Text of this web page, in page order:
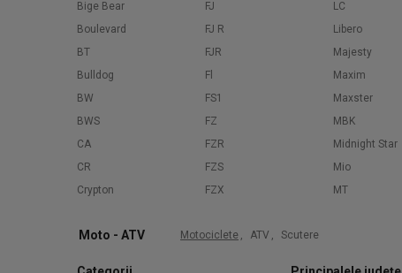
Bige Bear
Boulevard
BT
Bulldog
BW
BWS
CA
CR
Crypton
FJ
FJ R
FJR
Fl
FS1
FZ
FZR
FZS
FZX
LC
Libero
Majesty
Maxim
Maxster
MBK
Midnight Star
Mio
MT
Moto - ATV Motociclete , ATV , Scutere